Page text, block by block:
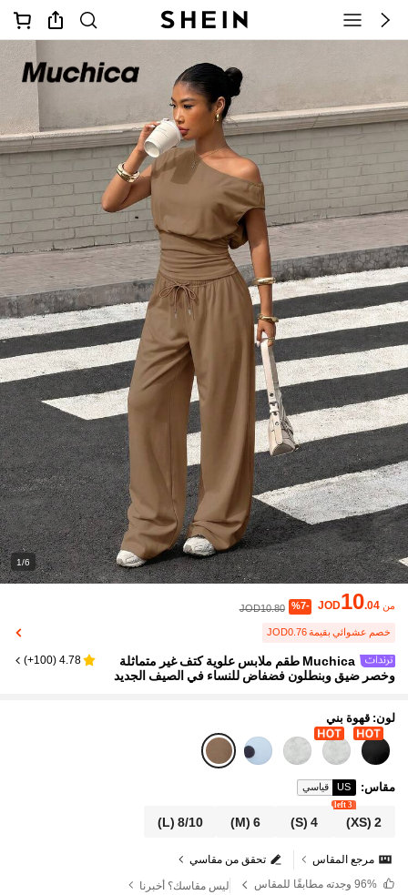
1/6
من JOD10.04
%7-
JOD10.80
خصم عشوائي بقيمة JOD0.76
Muchica طقم ملابس علوية كتف غير متماثلة
وخصر ضيق وبنطلون فضفاض للنساء في الصيف الجديد
4.78
(
100+
)
لون: قهوة بني
مقاس:
US قياسي
2
(XS)
3 left
4
(S)
6
(M)
8/10
(L)
تحقق من مقاسي
مرجع المقاس
وجدته مطابقًا للمقاس ليس مقاسك؟ أخبرنا